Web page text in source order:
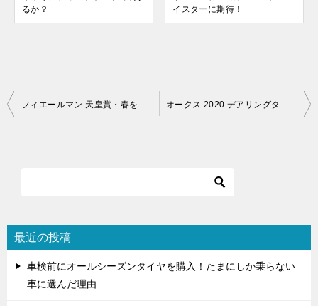
るか？
イスターに期待！
投
シ
ョ
フィエールマン 天皇賞・春を連覇！次走は宝塚記念を使ってほしい オークス 2020 デアリングタクトを軸に馬連を予想してみた
最近の投稿
車検前にオールシーズンタイヤを購入！たまにしか乗らない
車に選んだ理由